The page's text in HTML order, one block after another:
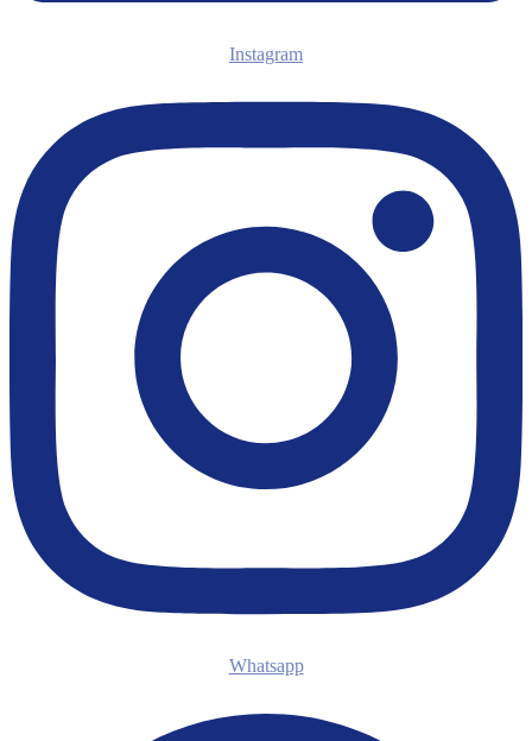
Instagram
Whatsapp